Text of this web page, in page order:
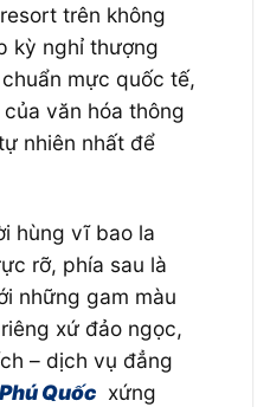
trên không
kỳ nghỉ thượng
mực quốc tế,
văn hóa thông
nhiên nhất để
hùng vĩ bao la
rỡ, phía sau là
những gam màu
xứ đảo ngọc,
– dịch vụ đẳng
Quốc xứng